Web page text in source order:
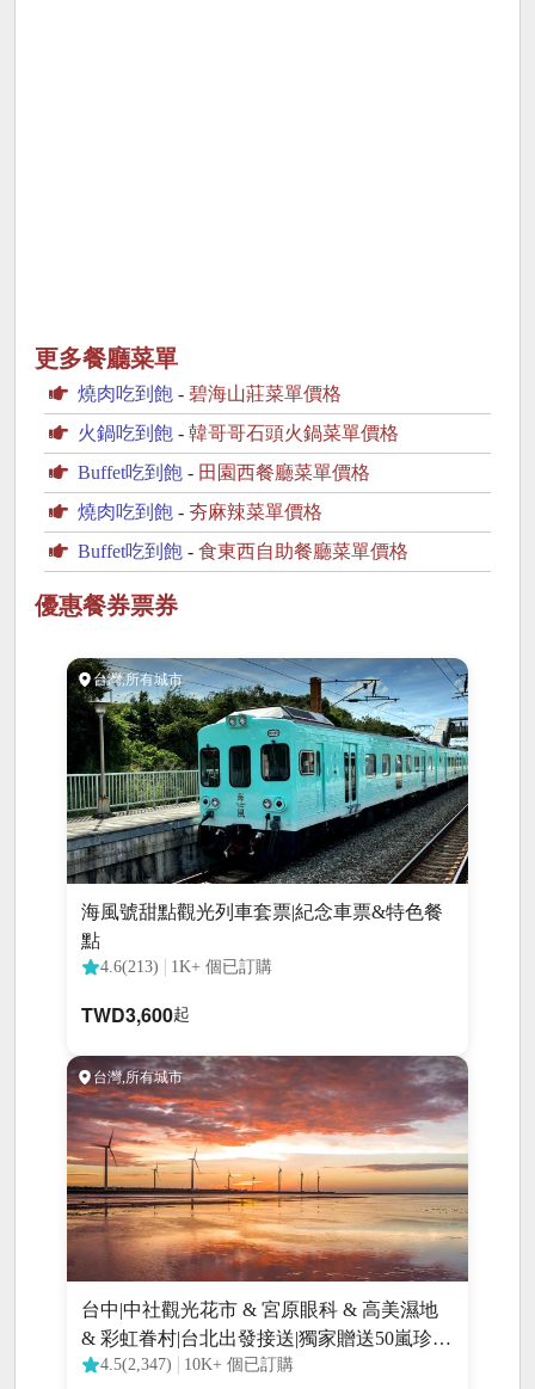
更多餐廳菜單
燒肉吃到飽 - 碧海山莊菜單價格
火鍋吃到飽 - 韓哥哥石頭火鍋菜單價格
Buffet吃到飽 - 田園西餐廳菜單價格
燒肉吃到飽 - 夯麻辣菜單價格
Buffet吃到飽 - 食東西自助餐廳菜單價格
優惠餐券票券